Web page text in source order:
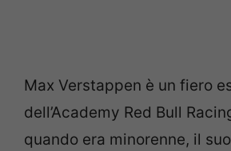
Max Verstappen è un fiero
dell’Academy Red Bull
quando era minorenne, il